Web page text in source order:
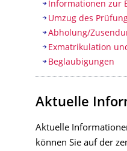
Informationen zur
Umzug des
Abholung/
Exmatrikulation
Beglaubigungen
Aktuelle
Aktuelle
können Sie auf der